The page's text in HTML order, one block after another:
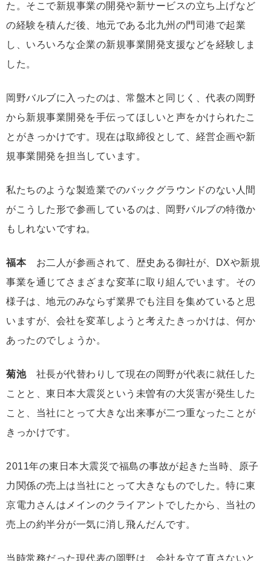
た。そこで新規事業の開発や新サービスの立ち上げなど
の経験を積んだ後、地元である北九州の門司港で起業
し、いろいろな企業の新規事業開発支援などを経験しま
した。
岡野バルブに入ったのは、常盤木と同じく、代表の岡野
から新規事業開発を手伝ってほしいと声をかけられたこ
とがきっかけです。現在は取締役として、経営企画や新
規事業開発を担当しています。
私たちのような製造業でのバックグラウンドのない人間
がこうした形で参画しているのは、岡野バルブの特徴か
もしれないですね。
福本お二人が参画されて、歴史ある御社が、DXや新規
事業を通じてさまざまな変革に取り組んでいます。その
様子は、地元のみならず業界でも注目を集めていると思
いますが、会社を変革しようと考えたきっかけは、何か
あったのでしょうか。
菊池社長が代替わりして現在の岡野が代表に就任した
ことと、東日本大震災という未曽有の大災害が発生した
こと、当社にとって大きな出来事が二つ重なったことが
きっかけです。
2011年の東日本大震災で福島の事故が起きた当時、原子
力関係の売上は当社にとって大きなものでした。特に東
京電力さんはメインのクライアントでしたから、当社の
売上の約半分が一気に消し飛んだんです。
当時常務だった現代表の岡野は、会社を立て直さないと